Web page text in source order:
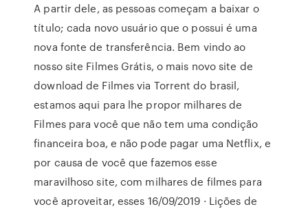
A partir dele, as pessoas começam a baixar o
título; cada novo usuário que o possui é uma
nova fonte de transferência. Bem vindo ao
nosso site Filmes Grátis, o mais novo site de
download de Filmes via Torrent do brasil,
estamos aqui para lhe propor milhares de
Filmes para você que não tem uma condição
financeira boa, e não pode pagar uma Netflix, e
por causa de você que fazemos esse
maravilhoso site, com milhares de filmes para
você aproveitar, esses 16/09/2019 · Lições de